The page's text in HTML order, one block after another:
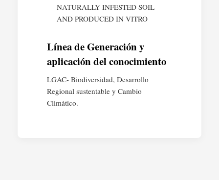
NATURALLY INFESTED SOIL
AND PRODUCED IN VITRO
Línea de Generación y
aplicación del conocimiento
LGAC- Biodiversidad, Desarrollo
Regional sustentable y Cambio
Climático.